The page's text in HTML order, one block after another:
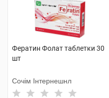
Фератин Фолат таблетки 30
шт
Сочім Інтернешнл